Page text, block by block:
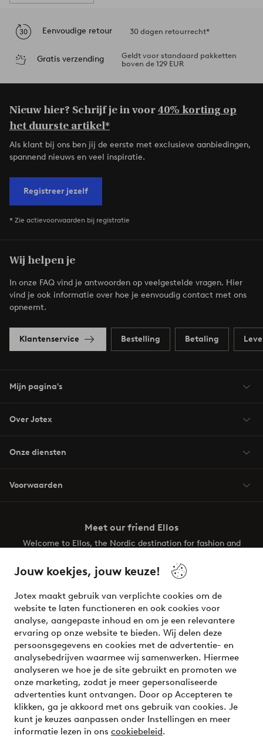
Jouw koekjes, jouw keuze!
Jotex maakt gebruik van verplichte cookies om de
website te laten functioneren en ook cookies voor
analyse, aangepaste inhoud en om je een relevantere
ervaring op onze website te bieden. Wij delen deze
persoonsgegevens en cookies met de advertentie- en
analysebedrijven waarmee wij samenwerken. Hiermee
analyseren we hoe je de site gebruikt en promoten we
onze marketing, zodat je meer gepersonaliseerde
advertenties kunt ontvangen. Door op Accepteren te
klikken, ga je akkoord met ons gebruik van cookies. Je
kunt je keuzes aanpassen onder Instellingen en meer
informatie lezen in ons cookiebeleid.
Eenvoudige retour 30 dagen retourrecht*
Gratis verzending
Geldt voor standaard pakketten
boven de 129 EUR
Nieuw hier? Schrijf je in voor40% korting op
het duurste artikel*
Als klant bij ons ben jij de eerste met exclusieve aanbiedingen,
spannend nieuws en veel inspiratie.
Registreer jezelf
* Zie actievoorwaarden bij registratie
Wij helpen je
In onze FAQ vind je antwoorden op veelgestelde vragen. Hier
vind je ook informatie over hoe je eenvoudig contact met ons
opneemt.
Klantenservice Bestelling Betaling
Mijn pagina's
Over Jotex
Onze diensten
Voorwaarden
Meet our friend Ellos
Welcome to Ellos, the Nordic destination for fashion and
your wardrobe. Your next inspiring look is here!
Veilig betalen - Nu betalen of opsplitsen
Wil je meer weten over onze betaalopties?